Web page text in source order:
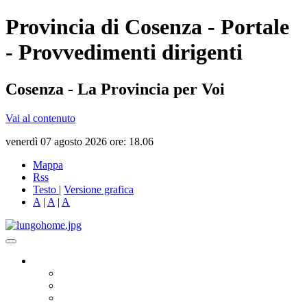
Provincia di Cosenza - Portale
- Provvedimenti dirigenti
Cosenza - La Provincia per Voi
Vai al contenuto
venerdì 07 agosto 2026 ore: 18.06
Mappa
Rss
Testo | Versione grafica
A | A | A